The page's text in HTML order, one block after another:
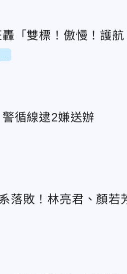
「雙標！傲慢！護航
循線逮2嫌送辦
落敗！林亮君、顏若